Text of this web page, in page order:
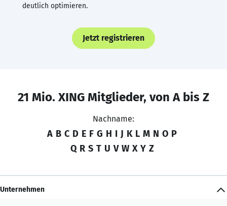
deutlich optimieren.
Jetzt registrieren
21 Mio. XING Mitglieder, von A bis Z
Nachname:
A B C D E F G H I J K L M N O P
Q R S T U V W X Y Z
Unternehmen